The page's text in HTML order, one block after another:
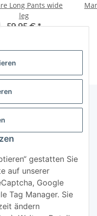
gestatten Sie
auf unserer
Google
Tag Manager. Sie
ändern
Long Pants wide
leg
59,95 €*